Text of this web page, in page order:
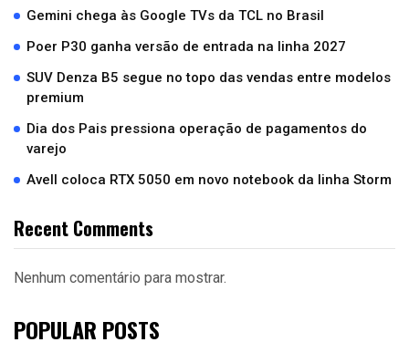
Gemini chega às Google TVs da TCL no Brasil
Poer P30 ganha versão de entrada na linha 2027
SUV Denza B5 segue no topo das vendas entre modelos
premium
Dia dos Pais pressiona operação de pagamentos do
varejo
Avell coloca RTX 5050 em novo notebook da linha Storm
Recent Comments
Nenhum comentário para mostrar.
POPULAR POSTS